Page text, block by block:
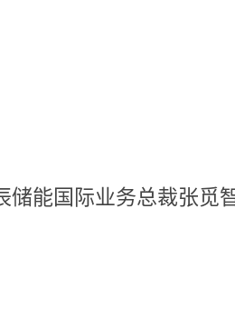
储能国际业务总裁张觅